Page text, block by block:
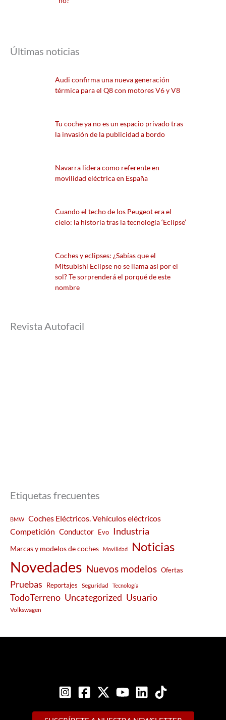
Últimas noticias
Audi confirma una nueva generación
térmica para el Q8 con motores V6 y V8
Tu coche ya no es un espacio privado tras
la invasión de la publicidad a bordo
Navarra lidera como referente en
movilidad eléctrica en España
Cuando el techo de los Peugeot era el
cielo: la historia tras la tecnología ‘Eclipse’
Coches y eclipses: ¿Sabías que el
Mitsubishi Eclipse no se llama así por el
sol? Te sorprenderá el porqué de este
nombre
Revista Autofacil
Etiquetas frecuentes
BMW
Coches Eléctricos. Vehículos eléctricos
Competición Conductor Evo Industria
Marcas y modelos de coches Movilidad Noticias
Novedades Nuevos modelos Ofertas
Pruebas Reportajes Seguridad Tecnología
TodoTerreno Uncategorized Usuario
Volkswagen